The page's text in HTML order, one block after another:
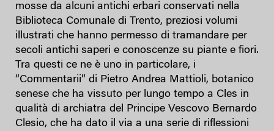
mosse da alcuni antichi erbari conservati nella
Biblioteca Comunale di Trento, preziosi volumi
illustrati che hanno permesso di tramandare per
secoli antichi saperi e conoscenze su piante e fiori.
Tra questi ce ne è uno in particolare, i
“Commentarii” di Pietro Andrea Mattioli, botanico
senese che ha vissuto per lungo tempo a Cles in
qualità di archiatra del Principe Vescovo Bernardo
Clesio, che ha dato il via a una serie di riflessioni